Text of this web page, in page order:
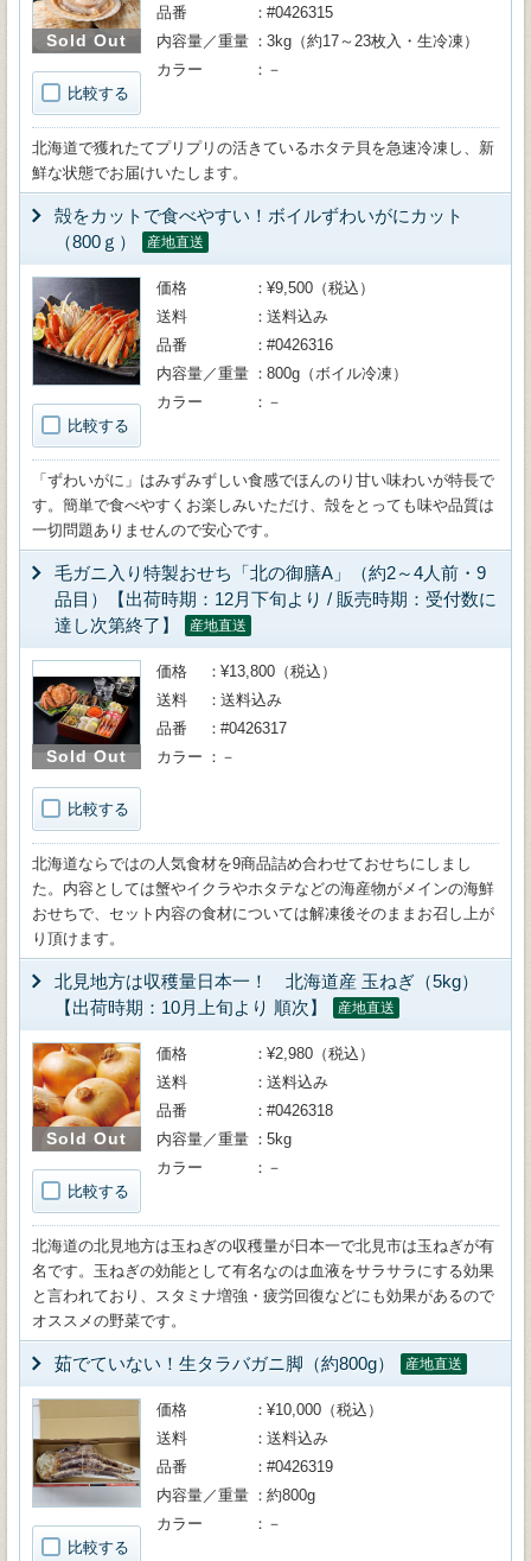
Sold Out
比較する
品番
#0426315
内容量／重量
3kg（約17～23枚入・生冷凍）
カラー
－
北海道で獲れたてプリプリの活きているホタテ貝を急速冷凍し、新
鮮な状態でお届けいたします。
殻をカットで食べやすい！ボイルずわいがにカット
（800ｇ）
産地直送
比較する
価格
¥9,500（税込）
送料
送料込み
品番
#0426316
内容量／重量
800g（ボイル冷凍）
カラー
－
「ずわいがに」はみずみずしい食感でほんのり甘い味わいが特長で
す。簡単で食べやすくお楽しみいただけ、殻をとっても味や品質は
一切問題ありませんので安心です。
毛ガニ入り特製おせち「北の御膳A」（約2～4人前・9
品目）【出荷時期：12月下旬より / 販売時期：受付数に
達し次第終了】
産地直送
Sold Out
比較する
価格
¥13,800（税込）
送料
送料込み
品番
#0426317
カラー
－
北海道ならではの人気食材を9商品詰め合わせておせちにしまし
た。内容としては蟹やイクラやホタテなどの海産物がメインの海鮮
おせちで、セット内容の食材については解凍後そのままお召し上が
り頂けます。
北見地方は収穫量日本一！ 北海道産 玉ねぎ（5kg）
【出荷時期：10月上旬より 順次】
産地直送
Sold Out
比較する
価格
¥2,980（税込）
送料
送料込み
品番
#0426318
内容量／重量
5kg
カラー
－
北海道の北見地方は玉ねぎの収穫量が日本一で北見市は玉ねぎが有
名です。玉ねぎの効能として有名なのは血液をサラサラにする効果
と言われており、スタミナ増強・疲労回復などにも効果があるので
オススメの野菜です。
茹でていない！生タラバガニ脚（約800g） 産地直送
比較する
価格
¥10,000（税込）
送料
送料込み
品番
#0426319
内容量／重量
約800g
カラー
－